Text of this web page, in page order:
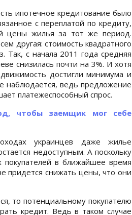
ипотечное кредитование было
с переплатой по кредиту,
цены жилья за тот же период.
другая: стоимость квадратного
Так, с начала 2011 года средняя
снизилась почти на 3%. И хотя
достигли минимума и
наблюдается, ведь предложение
платежеспособный спрос.
чтобы заемщик мог себе
украинцев даже жилье
недоступным. А поскольку
в ближайшее время
придется снижать цены, что они
то потенциальному покупателю
кредит. Ведь в таком случае